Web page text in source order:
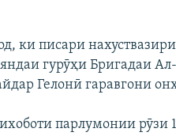
ки писари
гурӯҳи Бригадаи
Гелонӣ гаравгони
парлумонии рӯзи